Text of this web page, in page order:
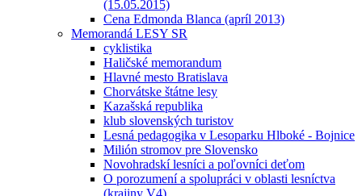
(15.05.2015)
Cena Edmonda Blanca (apríl 2013)
Memorandá LESY SR
cyklistika
Haličské memorandum
Hlavné mesto Bratislava
Chorvátske štátne lesy
Kazašská republika
klub slovenských turistov
Lesná pedagogika v Lesoparku Hlboké - Bojnice
Milión stromov pre Slovensko
Novohradskí lesníci a poľovníci deťom
O porozumení a spolupráci v oblasti lesníctva
(krajiny V4)